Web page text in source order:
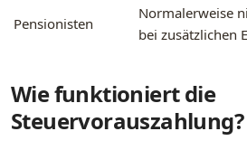
Pensionisten
Normalerweise
bei zusätzlichen
Wie funktioniert die
Steuervorauszahlung?